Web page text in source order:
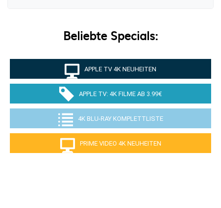
Beliebte Specials:
APPLE TV 4K NEUHEITEN
APPLE TV: 4K FILME AB 3.99€
4K BLU-RAY KOMPLETTLISTE
PRIME VIDEO 4K NEUHEITEN